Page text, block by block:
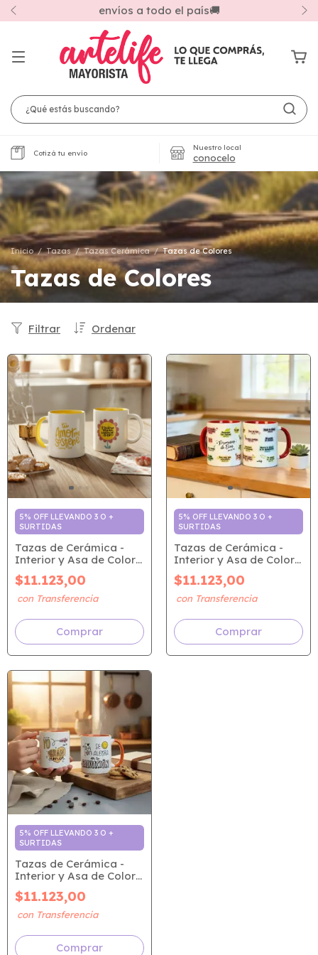
envíos a todo el país🚚
Cotizá tu envío
Nuestro local
conocelo
Inicio / Tazas / Tazas Cerámica / Tazas de Colores
Tazas de Colores
Ordenar
Filtrar
5% OFF LLEVANDO 3 O +
SURTIDAS
Tazas de Cerámica -
Interior y Asa de Color
Amarillo | Tu amor me
Sostiene
$11.123,00
5% OFF LLEVANDO 3 O +
SURTIDAS
Tazas de Cerámica -
Interior y Asa de Color
Rojo | Promesas
$11.123,00
5% OFF LLEVANDO 3 O +
SURTIDAS
Tazas de Cerámica -
Interior y Asa de Color
Naranja | Yo confío en
tu gran amor
$11.123,00